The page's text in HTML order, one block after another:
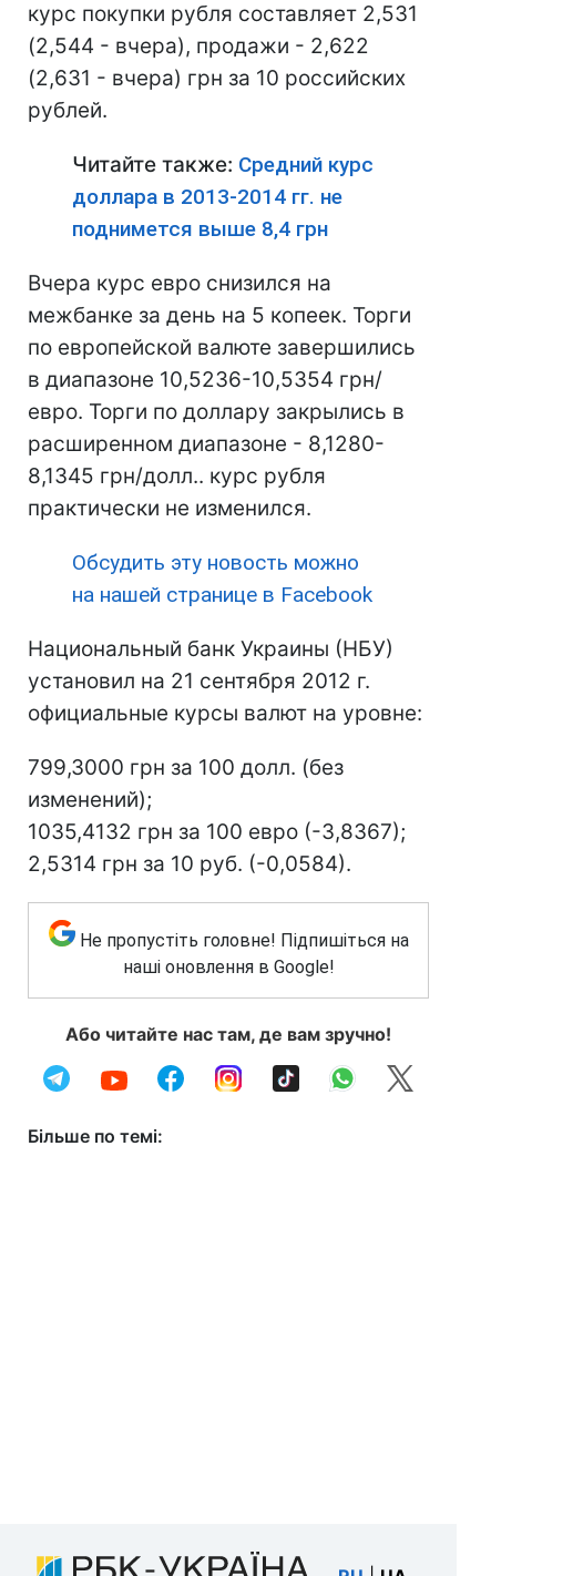
курс покупки рубля составляет 2,531
(2,544 - вчера), продажи - 2,622
(2,631 - вчера) грн за 10 российских
рублей.
Читайте также: Средний курс
доллара в 2013-2014 гг. не
поднимется выше 8,4 грн
Вчера курс евро снизился на
межбанке за день на 5 копеек. Торги
по европейской валюте завершились
в диапазоне 10,5236-10,5354 грн/
евро. Торги по доллару закрылись в
расширенном диапазоне - 8,1280-
8,1345 грн/долл.. курс рубля
практически не изменился.
Обсудить эту новость можно
на нашей странице в Facebook
Национальный банк Украины (НБУ)
установил на 21 сентября 2012 г.
официальные курсы валют на уровне:
799,3000 грн за 100 долл. (без
изменений);
1035,4132 грн за 100 евро (-3,8367);
2,5314 грн за 10 руб. (-0,0584).
Не пропустіть головне! Підпишіться на
наші оновлення в Google!
Або читайте нас там, де вам зручно!
Більше по темі: